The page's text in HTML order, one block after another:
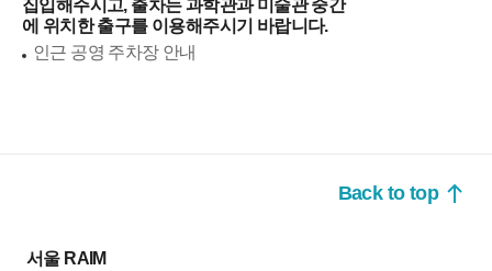
집입해주시고, 출차는 과학관과 미술관 중간
에 위치한 출구를 이용해주시기 바랍니다.
인근 공영 주차장 안내
Back to top
서울 RAIM